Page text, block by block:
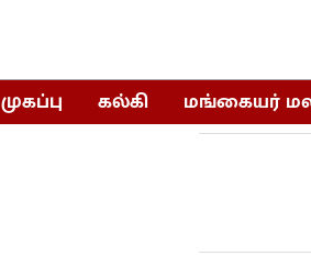
முகப்பு கல்கி மங்கையர்